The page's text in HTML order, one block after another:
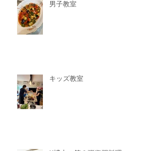
男子教室
キッズ教室